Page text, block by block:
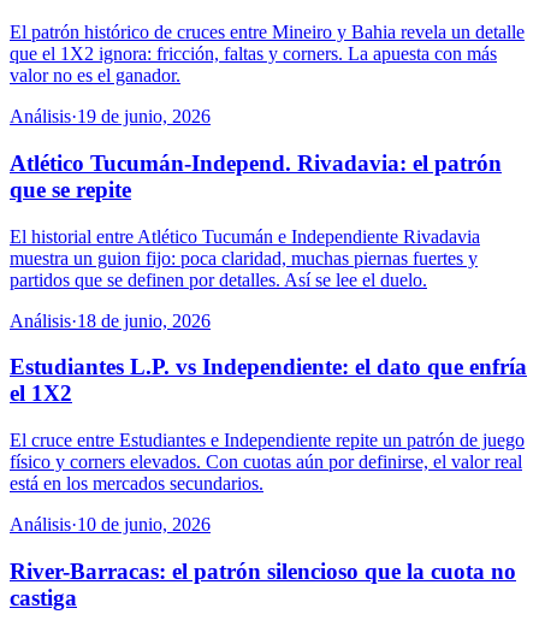
El patrón histórico de cruces entre Mineiro y Bahia revela un detalle
que el 1X2 ignora: fricción, faltas y corners. La apuesta con más
valor no es el ganador.
Análisis·19 de junio, 2026
Atlético Tucumán-Independ. Rivadavia: el patrón
que se repite
El historial entre Atlético Tucumán e Independiente Rivadavia
muestra un guion fijo: poca claridad, muchas piernas fuertes y
partidos que se definen por detalles. Así se lee el duelo.
Análisis·18 de junio, 2026
Estudiantes L.P. vs Independiente: el dato que enfría
el 1X2
El cruce entre Estudiantes e Independiente repite un patrón de juego
físico y corners elevados. Con cuotas aún por definirse, el valor real
está en los mercados secundarios.
Análisis·10 de junio, 2026
River-Barracas: el patrón silencioso que la cuota no
castiga